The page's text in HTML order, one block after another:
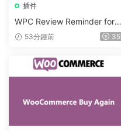
插件
WPC Review Reminder for
WooCommerce v1.0.4
53分鍾前 35